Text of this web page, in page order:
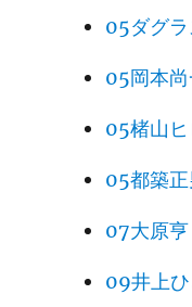
05ダグ
05岡本尚
05楮山
05都築正
07大原亨
09井上ひ